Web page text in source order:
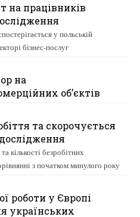
на працівників
у польській
бізнес-послуг
на
об’єктів
та скорочується
кількості безробітних
з початком минулого року
роботи у Європі
українських